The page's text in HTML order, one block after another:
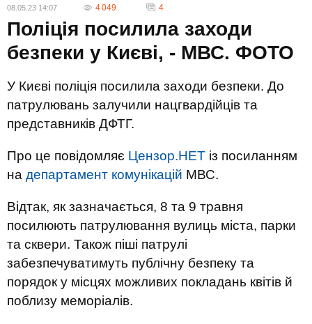
08.05.23 14:07 4 049 4
Поліція посилила заходи
безпеки у Києві, - МВС. ФОТО
У Києві поліція посилила заходи безпеки. До
патрулювань залучили нацгвардійців та
представників ДФТГ.
Про це повідомляє Цензор.НЕТ із посиланням
на департамент комунікацій МВС.
Відтак, як зазначається, 8 та 9 травня
посилюють патрулювання вулиць міста, парки
та сквери. Також піші патрулі
забезпечуватимуть публічну безпеку та
порядок у місцях можливих покладань квітів й
поблизу меморіалів.